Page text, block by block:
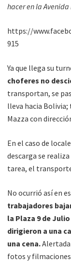
hacer en la
https://
915
Ya que llega su
choferes no
transportan, se
lleva hacia Bolivia;
Mazza con
En el caso de
descarga se
tarea, el
No ocurrió así en
trabajadores
la Plaza 9 de
dirigieron a una
una cena.
fotos y